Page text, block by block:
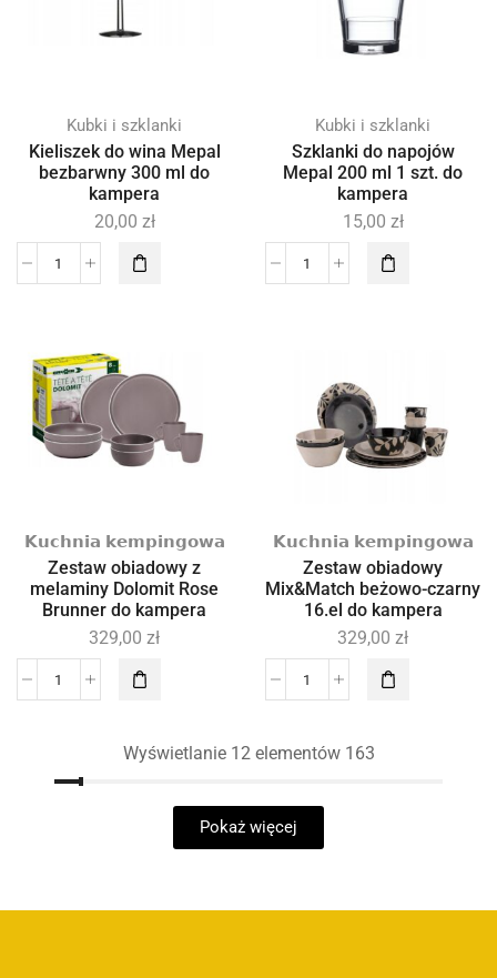
Kubki i szklanki
Kieliszek do wina Mepal
bezbarwny 300 ml do
kampera
20,00 zł
Kubki i szklanki
Szklanki do napojów
Mepal 200 ml 1 szt. do
kampera
15,00 zł
𝗞𝘂𝗰𝗵𝗻𝗶𝗮 𝗸𝗲𝗺𝗽𝗶𝗻𝗴𝗼𝘄𝗮
Zestaw obiadowy z
melaminy Dolomit Rose
Brunner do kampera
329,00 zł
𝗞𝘂𝗰𝗵𝗻𝗶𝗮 𝗸𝗲𝗺𝗽𝗶𝗻𝗴𝗼𝘄𝗮
Zestaw obiadowy
Mix&Match beżowo-czarny
16.el do kampera
329,00 zł
Wyświetlanie 12 elementów 163
Pokaż więcej